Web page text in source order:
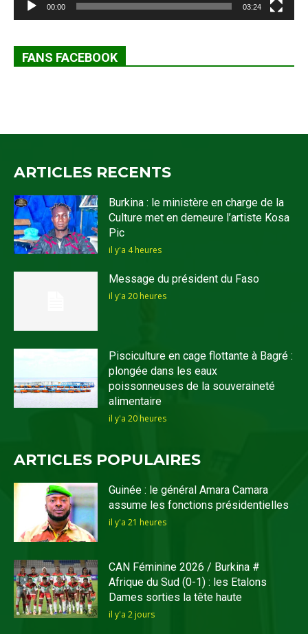
00:00 03:24
FANS FACEBOOK
ARTICLES RECENTS
Burkina : le ministère en charge de la
Culture met en demeure l’artiste Kosa
Pic
il y'a 4 heures
Message du président du Faso
il y'a 20 heures
Pisciculture en cage flottante à Bagré :
plongée dans les eaux
poissonneuses de la souveraineté
alimentaire
il y'a 20 heures
ARTICLES POPULAIRES
Guinée : le général Amara Camara
assume les fonctions présidentielles
il y'a 21 heures
CAN Féminine 2026 / Burkina #
Afrique du Sud (0-1) : les Etalons
Dames sorties la tête haute
il y'a 2 jours